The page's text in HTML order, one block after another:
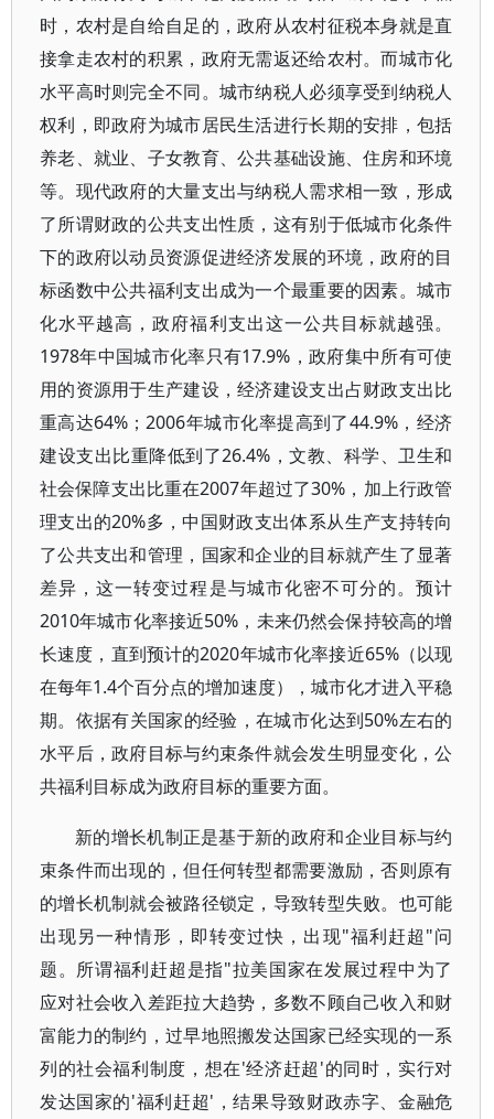
时，农村是自给自足的，政府从农村征税本身就是直
接拿走农村的积累，政府无需返还给农村。而城市化
水平高时则完全不同。城市纳税人必须享受到纳税人
权利，即政府为城市居民生活进行长期的安排，包括
养老、就业、子女教育、公共基础设施、住房和环境
等。现代政府的大量支出与纳税人需求相一致，形成
了所谓财政的公共支出性质，这有别于低城市化条件
下的政府以动员资源促进经济发展的环境，政府的目
标函数中公共福利支出成为一个最重要的因素。城市
化水平越高，政府福利支出这一公共目标就越强。
1978年中国城市化率只有17.9%，政府集中所有可使
用的资源用于生产建设，经济建设支出占财政支出比
重高达64%；2006年城市化率提高到了44.9%，经济
建设支出比重降低到了26.4%，文教、科学、卫生和
社会保障支出比重在2007年超过了30%，加上行政管
理支出的20%多，中国财政支出体系从生产支持转向
了公共支出和管理，国家和企业的目标就产生了显著
差异，这一转变过程是与城市化密不可分的。预计
2010年城市化率接近50%，未来仍然会保持较高的增
长速度，直到预计的2020年城市化率接近65%（以现
在每年1.4个百分点的增加速度），城市化才进入平稳
期。依据有关国家的经验，在城市化达到50%左右的
水平后，政府目标与约束条件就会发生明显变化，公
共福利目标成为政府目标的重要方面。
新的增长机制正是基于新的政府和企业目标与约
束条件而出现的，但任何转型都需要激励，否则原有
的增长机制就会被路径锁定，导致转型失败。也可能
出现另一种情形，即转变过快，出现"福利赶超"问
题。所谓福利赶超是指"拉美国家在发展过程中为了
应对社会收入差距拉大趋势，多数不顾自己收入和财
富能力的制约，过早地照搬发达国家已经实现的一系
列的社会福利制度，想在'经济赶超'的同时，实行对
发达国家的'福利赶超'，结果导致财政赤字、金融危